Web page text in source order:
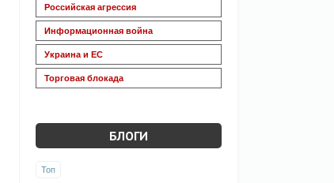
Российская агрессия
Информационная война
Украина и ЕС
Торговая блокада
БЛОГИ
Топ